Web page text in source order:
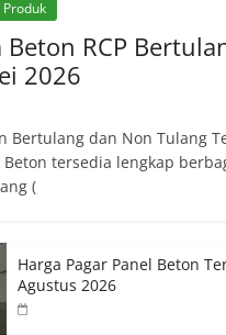
Produk
Beton RCP
2026
Bertulang dan Non Tulang
Beton tersedia lengkap
(
Harga Pagar Panel Beton
Agustus 2026